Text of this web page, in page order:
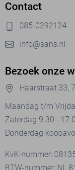
Contact
085-0292124
info@sans.nl
Bezoek onze
Haarstraat 33,
Maandag t/m
Zaterdag 9.30 -
Donderdag
KvK-nummer:
BTW-nummer: NL